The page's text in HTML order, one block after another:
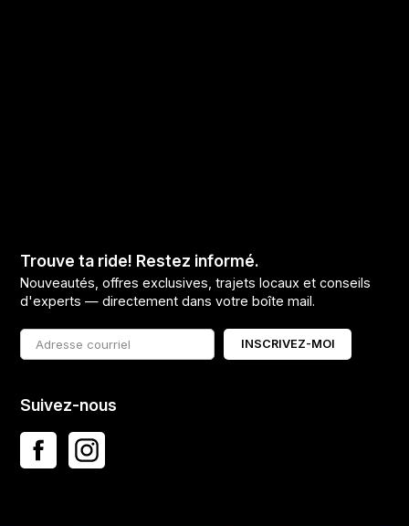
Trouve ta ride! Restez informé.
Nouveautés, offres exclusives, trajets locaux et conseils
d'experts — directement dans votre boîte mail.
INSCRIVEZ-MOI
Suivez-nous